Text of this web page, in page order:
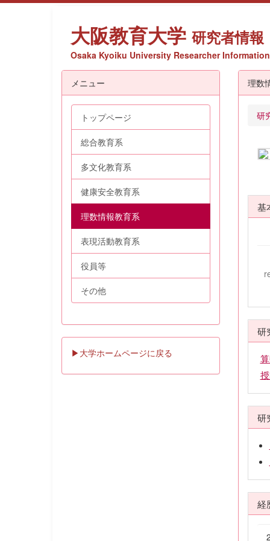
大阪教育大学 研究者情報
Osaka Kyoiku University Researcher Information
理数
研
基
研
研
経
メニュー
トップページ
総合教育系
多文化教育系
健康安全教育系
理数情報教育系
表現活動教育系
役員等
その他
▶大学ホームページに戻る